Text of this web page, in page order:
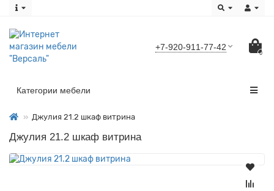
+7-920-911-77-42
0
Категории мебели
Джулия 21.2 шкаф витрина
Джулия 21.2 шкаф витрина